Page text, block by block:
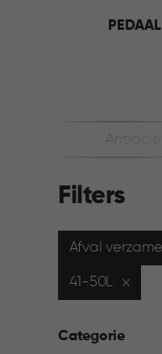
Filters
Afval
41-50L
Categorie